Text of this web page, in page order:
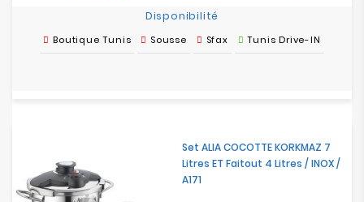
Disponibilité
Boutique Tunis Sousse Sfax Tunis Drive-IN
Set ALIA COCOTTE KORKMAZ 7
Litres ET Faitout 4 Litres / INOX /
A171